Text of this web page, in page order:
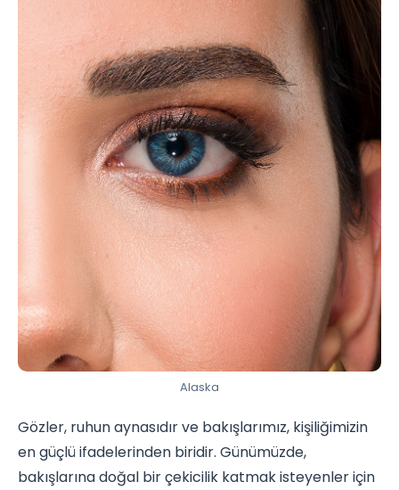
Alaska
Gözler, ruhun aynasıdır ve bakışlarımız, kişiliğimizin
en güçlü ifadelerinden biridir. Günümüzde,
bakışlarına doğal bir çekicilik katmak isteyenler için